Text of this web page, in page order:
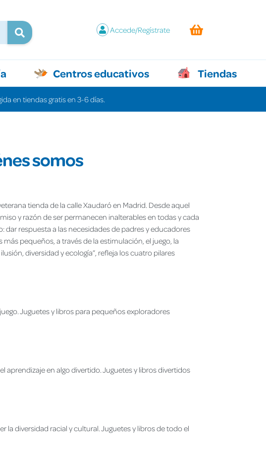
Accede/Regístrate
Centros educativos Tiendas
en tiendas gratis en 3-6 días.
somos
tienda de la calle Xaudaró en Madrid. Desde aquel
y razón de ser permanecen inalterables en todas y cada
dar respuesta a las necesidades de padres y educadores
pequeños, a través de la estimulación, el juego, la
diversidad y ecología”, refleja los cuatro pilares
Juguetes y libros para pequeños exploradores
en algo divertido. Juguetes y libros divertidos
diversidad racial y cultural. Juguetes y libros de todo el